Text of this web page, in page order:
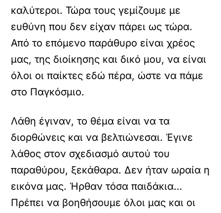
καλύτεροι. Τώρα τους γεμίζουμε με
ευθύνη που δεν είχαν πάρει ως τώρα.
Από το επόμενο παράθυρο είναι χρέος
μας, της διοίκησης και δικό μου, να είναι
όλοι οι παίκτες εδώ πέρα, ώστε να πάμε
στο Παγκόσμιο.
Λάθη έγιναν, το θέμα είναι να τα
διορθώνεις και να βελτιώνεσαι. Έγινε
λάθος στον σχεδιασμό αυτού του
παραθύρου, ξεκάθαρα. Δεν ήταν ωραία η
εικόνα μας. Ήρθαν τόσα παιδάκια…
Πρέπει να βοηθήσουμε όλοι μας και οι